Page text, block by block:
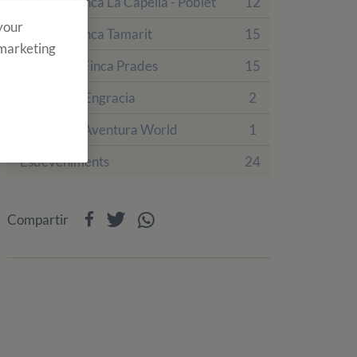
Colònies Finca Tamarit
15
Colònies a Finca Prades
15
Hotel Villa Engracia
2
Sobre PortAventura World
1
Esdeveniments
24
Compartir